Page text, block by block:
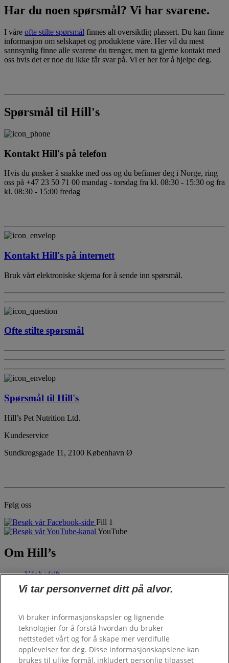
Har du noen spørsmål? Vi har svarene.
I våre ofte stilte spørsmål finnes alt oversiktlig plassert. Du kan finne
informasjon om selskapet og produktene våre. Her vil du mest
sannsynlig finne alle svarene du trenger, men ta gjerne kontakt med
oss hvis det er noe du ikke får svar på. Vi er her for å hjelpe deg.
Spørsmål til Hill's
Kontakt Hill's på telefon
Hvis du ønsker å snakke med oss og du befinner deg i Norge, ring
oss på +47 23 50 71 00 mandag - torsdag fra kl. 08:30 - 15:30 og fra
kl. 08:30 - 15:00 fredag
Kontakt Hill's på internett
Bruk vårt elektroniske skjema for å sende inn spørsmål.
Ofte stilte spørsmål
Spørsmål til Hill's
Hill’s Pet Nutrition Ltd.
Kundeservice
Sundkrogsgade 11, 2100 København Ø
Følg oss
Fill 1
YouTube
Om Hill’s
Vår bedrift
Hill's Pet
Fôrbestilling
Personalefôr
Vi tar personvernet ditt på alvor.
Vi bruker informasjonskapsler og lignende
teknologier for å forstå hvordan du bruker
nettstedet vårt og for å skape mer verdifulle
opplevelser for deg. Disse informasjonskapslene kan
brukes til ulike formål, inkludert personlig tilpasset